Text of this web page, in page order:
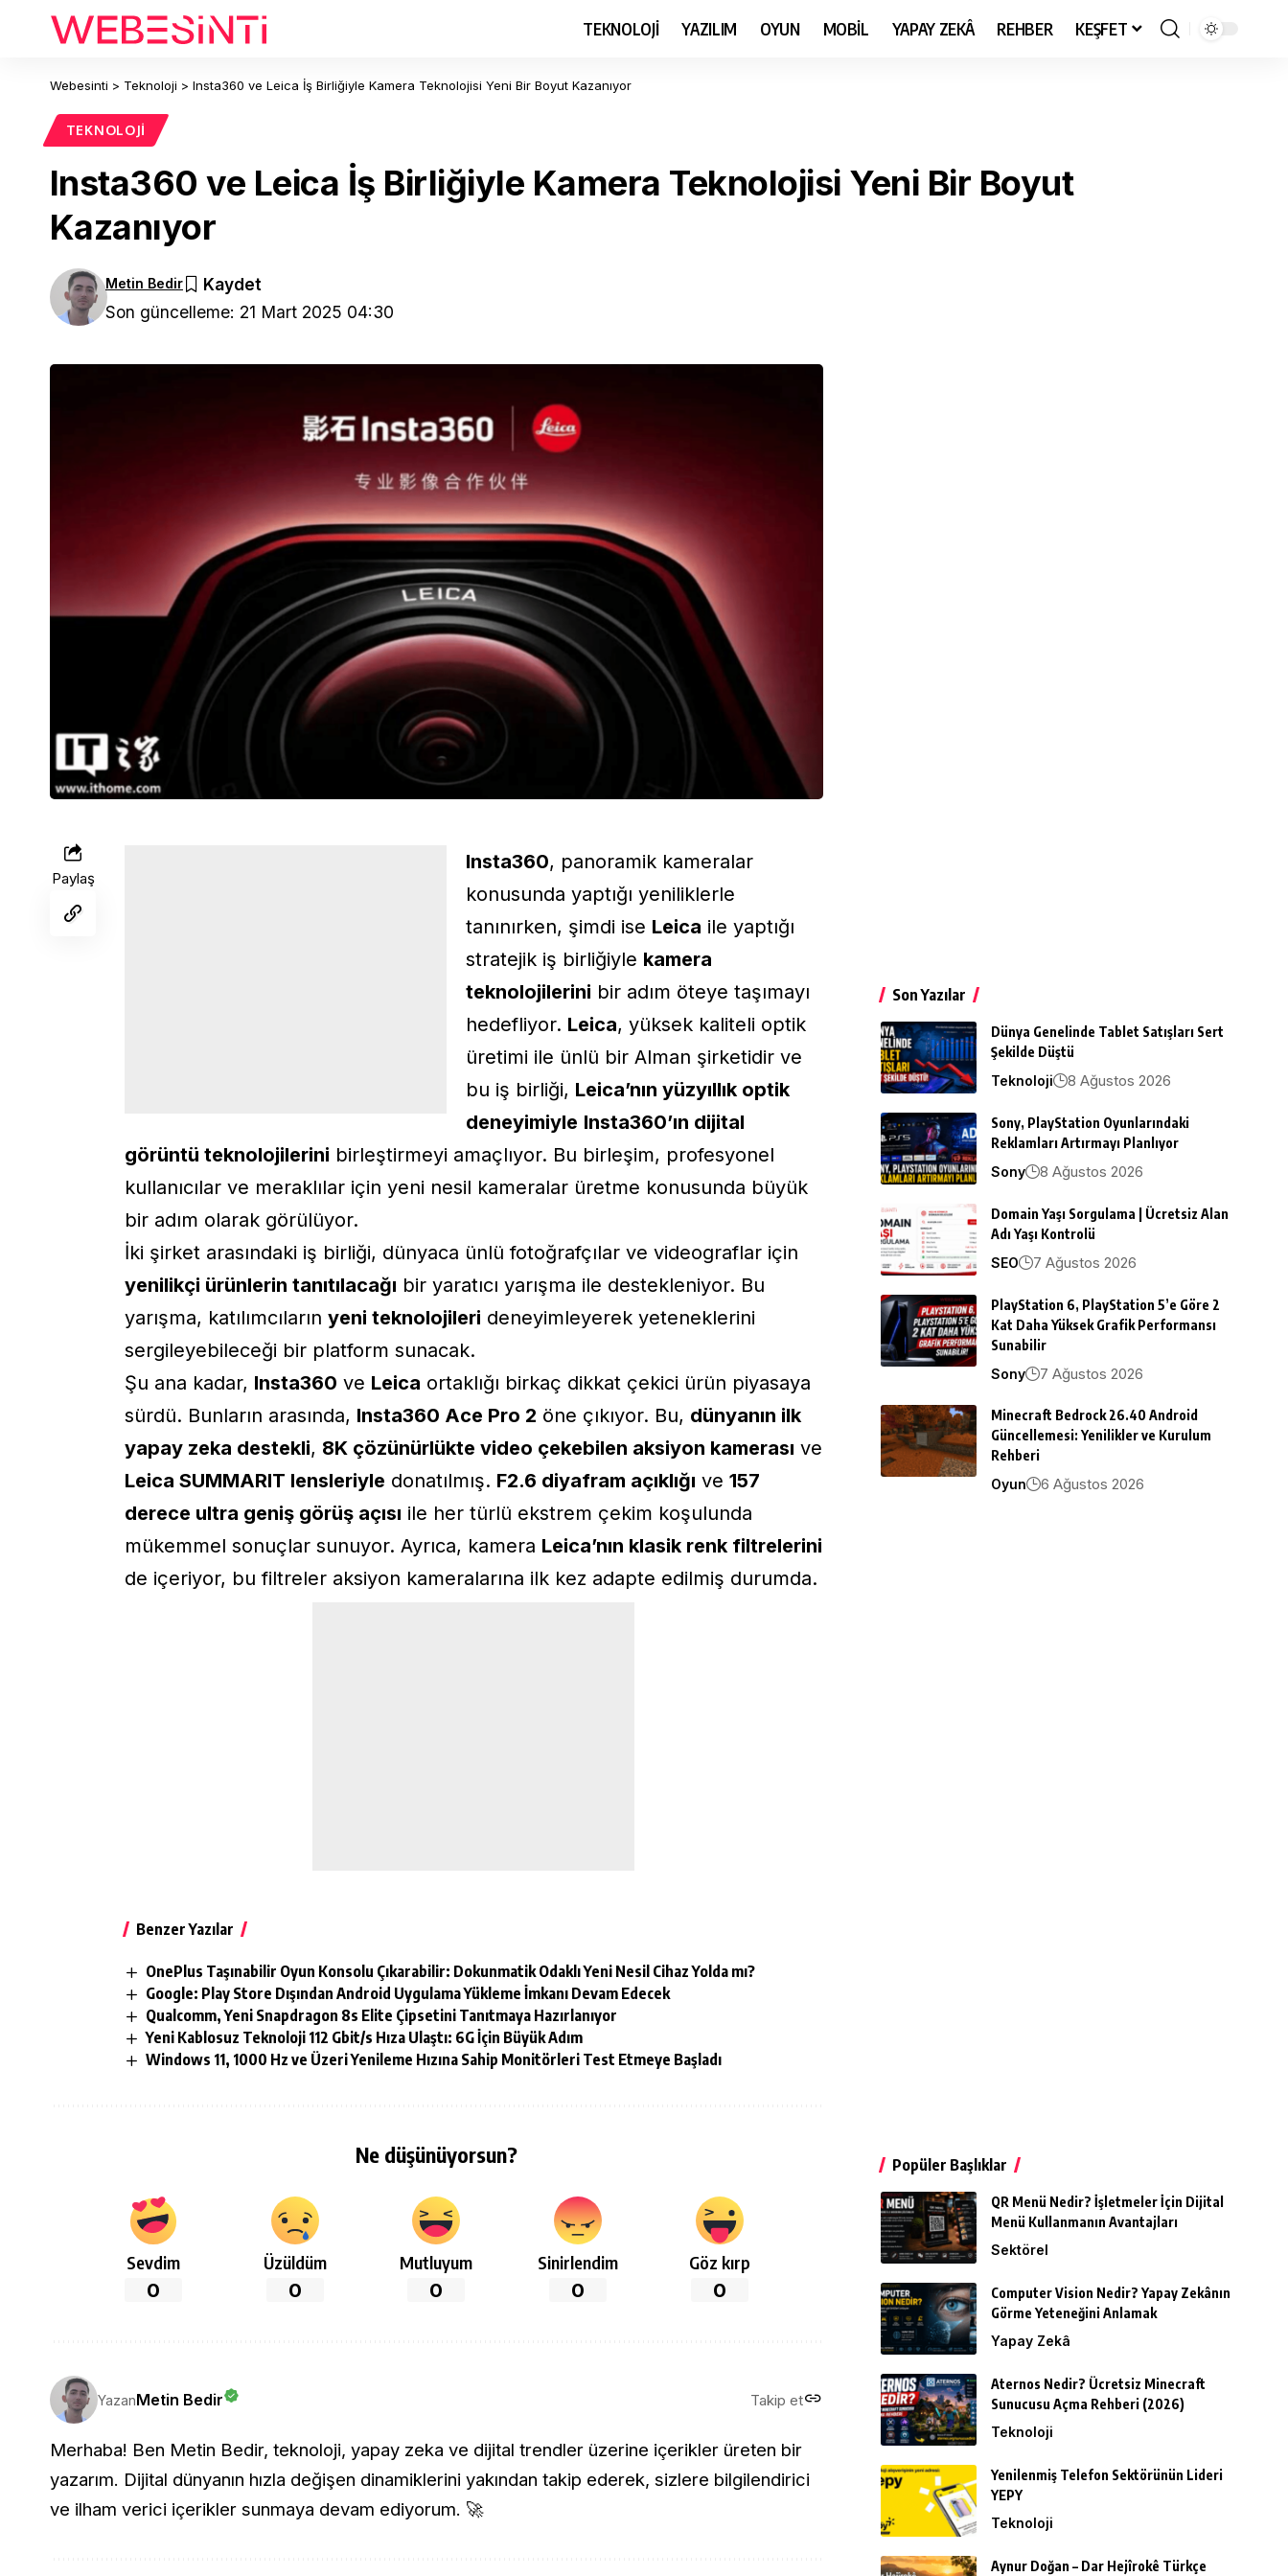
TEKNOLOJİ YAZILIM OYUN MOBİL YAPAY ZEKÂ REHBER KEŞFET
Webesinti > Teknoloji > Insta360 ve Leica İş Birliğiyle Kamera Teknolojisi Yeni Bir Boyut Kazanıyor
TEKNOLOJI
Insta360 ve Leica İş Birliğiyle Kamera Teknolojisi Yeni Bir Boyut
Kazanıyor
Son güncelleme: 21 Mart 2025 04:30
Metin Bedir
Paylaş
Insta360, panoramik kameralar
konusunda yaptığı yeniliklerle
tanınırken, şimdi ise Leica ile yaptığı
stratejik iş birliğiyle kamera
teknolojilerini bir adım öteye taşımayı
hedefliyor. Leica, yüksek kaliteli optik
üretimi ile ünlü bir Alman şirketidir ve
bu iş birliği, Leica’nın yüzyıllık optik
deneyimiyle Insta360’ın dijital
görüntü teknolojilerini birleştirmeyi amaçlıyor. Bu birleşim, profesyonel
kullanıcılar ve meraklılar için yeni nesil kameralar üretme konusunda büyük
bir adım olarak görülüyor.
İki şirket arasındaki iş birliği, dünyaca ünlü fotoğrafçılar ve videograflar için
yenilikçi ürünlerin tanıtılacağı bir yaratıcı yarışma ile destekleniyor. Bu
yarışma, katılımcıların yeni teknolojileri deneyimleyerek yeteneklerini
sergileyebileceği bir platform sunacak.
Şu ana kadar, Insta360 ve Leica ortaklığı birkaç dikkat çekici ürün piyasaya
sürdü. Bunların arasında, Insta360 Ace Pro 2 öne çıkıyor. Bu, dünyanın ilk
yapay zeka destekli, 8K çözünürlükte video çekebilen aksiyon kamerası ve
Leica SUMMARIT lensleriyle donatılmış. F2.6 diyafram açıklığı ve 157
derece ultra geniş görüş açısı ile her türlü ekstrem çekim koşulunda
mükemmel sonuçlar sunuyor. Ayrıca, kamera Leica’nın klasik renk filtrelerini
de içeriyor, bu filtreler aksiyon kameralarına ilk kez adapte edilmiş durumda.
Benzer Yazılar
OnePlus Taşınabilir Oyun Konsolu Çıkarabilir: Dokunmatik Odaklı Yeni Nesil Cihaz Yolda mı?
Google: Play Store Dışından Android Uygulama Yükleme İmkanı Devam Edecek
Qualcomm, Yeni Snapdragon 8s Elite Çipsetini Tanıtmaya Hazırlanıyor
Yeni Kablosuz Teknoloji 112 Gbit/s Hıza Ulaştı: 6G İçin Büyük Adım
Windows 11, 1000 Hz ve Üzeri Yenileme Hızına Sahip Monitörleri Test Etmeye Başladı
Ne düşünüyorsun?
Sevdim
0
Üzüldüm
0
Mutluyum
0
Sinirlendim
0
Göz kırp
0
YazanMetin Bedir Takip et
Merhaba! Ben Metin Bedir, teknoloji, yapay zeka ve dijital trendler üzerine içerikler üreten bir
yazarım. Dijital dünyanın hızla değişen dinamiklerini yakından takip ederek, sizlere bilgilendirici
ve ilham verici içerikler sunmaya devam ediyorum. 🚀
Son Yazılar
Dünya Genelinde Tablet Satışları Sert
Şekilde Düştü
Teknoloji
8 Ağustos 2026
Sony, PlayStation Oyunlarındaki
Reklamları Artırmayı Planlıyor
Sony
8 Ağustos 2026
Domain Yaşı Sorgulama | Ücretsiz Alan
Adı Yaşı Kontrolü
SEO
7 Ağustos 2026
PlayStation 6, PlayStation 5’e Göre 2
Kat Daha Yüksek Grafik Performansı
Sunabilir
Sony
7 Ağustos 2026
Minecraft Bedrock 26.40 Android
Güncellemesi: Yenilikler ve Kurulum
Rehberi
Oyun
6 Ağustos 2026
Popüler Başlıklar
QR Menü Nedir? İşletmeler İçin Dijital
Menü Kullanmanın Avantajları
Sektörel
Computer Vision Nedir? Yapay Zekânın
Görme Yeteneğini Anlamak
Yapay Zekâ
Aternos Nedir? Ücretsiz Minecraft
Sunucusu Açma Rehberi (2026)
Teknoloji
Yenilenmiş Telefon Sektörünün Lideri
YEPY
Teknoloji
Aynur Doğan – Dar Hejîrokê Türkçe